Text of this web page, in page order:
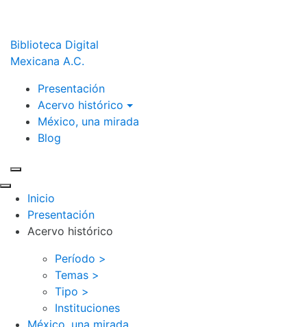
Biblioteca Digital
Mexicana A.C.
Presentación
Acervo histórico
México, una mirada
Blog
Inicio
Presentación
Acervo histórico
Período >
Temas >
Tipo >
Instituciones
México, una mirada